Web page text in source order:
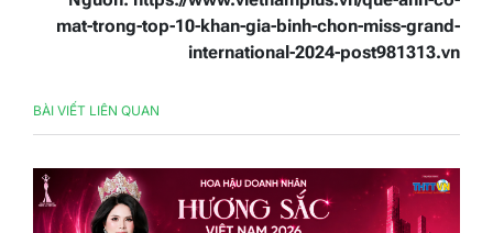
mat-trong-top-10-khan-gia-binh-chon-miss-grand-
international-2024-post981313.vn
BÀI VIẾT LIÊN QUAN